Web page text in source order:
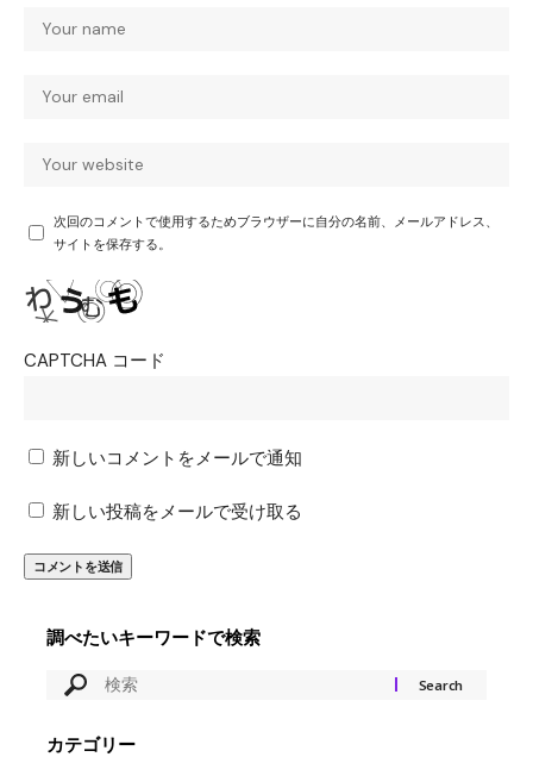
次回のコメントで使用するためブラウザーに自分の名前、メールアドレス、
サイトを保存する。
CAPTCHA コード
新しいコメントをメールで通知
新しい投稿をメールで受け取る
調べたいキーワードで検索
カテゴリー